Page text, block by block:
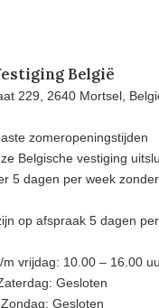
België
229, 2640 Mortsel,
zomeropeningstijden
Belgische vestiging
5 dagen per week
op afspraak 5 dagen
m vrijdag: 10.00 – 16.00
Gesloten
Zondag: Gesloten